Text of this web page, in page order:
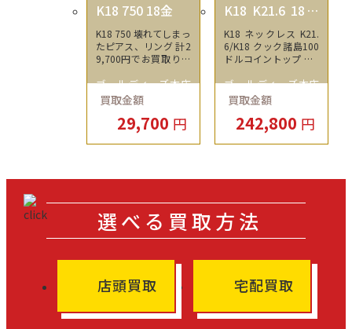
K18 750 18金
K18 750 壊れてしまっ
たピアス、リング 計2
9,700円でお買取りさ
ゴールディーズ本庄
店
買取金額
29,700 円
K18 K21.6 18金
21.6金
K18 ネックレス K21.
6/K18 クック諸島100
ドルコイントップ 計2
させていただきまし
た！
ゴールディーズ本庄
店
買取金額
242,800 円
選べる買取方法
店頭買取 宅配買取